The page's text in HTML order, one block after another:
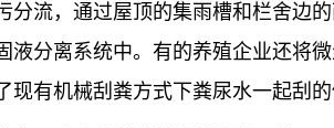
分流，通过屋顶的集雨槽和栏舍边
液分离系统中。有的养殖企业还将
现有机械刮粪方式下粪尿水一起刮